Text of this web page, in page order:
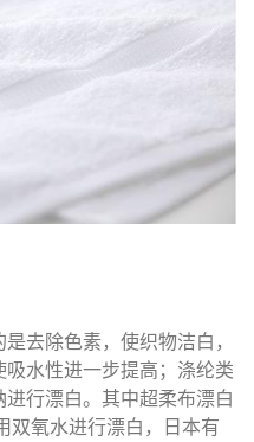
去除色素，使织物洁白，
水性进一步提高；涤纶类
行漂白。其中超柔布漂白
双氧水进行漂白，日本有